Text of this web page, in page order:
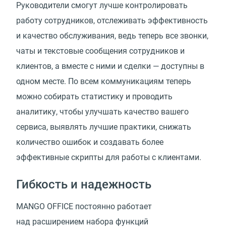
Руководители смогут лучше контролировать
работу сотрудников, отслеживать эффективность
и качество обслуживания, ведь теперь все звонки,
чаты и текстовые сообщения сотрудников и
клиентов, а вместе с ними и сделки — доступны в
одном месте. По всем коммуникациям теперь
можно собирать статистику и проводить
аналитику, чтобы улучшать качество вашего
сервиса, выявлять лучшие практики, снижать
количество ошибок и создавать более
эффективные скрипты для работы с клиентами.
Гибкость и надежность
MANGO OFFICE постоянно работает
над расширением набора функций